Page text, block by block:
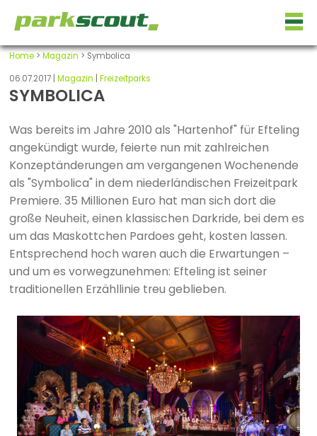
Home> Magazin > Symbolica
06.07.2017 | Magazin Freizeitparks
SYMBOLICA
Was bereits im Jahre 2010 als "Hartenhof" für Efteling
angekündigt wurde, feierte nun mit zahlreichen
Konzeptänderungen am vergangenen Wochenende
als "Symbolica" in dem niederländischen Freizeitpark
Premiere. 35 Millionen Euro hat man sich dort die
große Neuheit, einen klassischen Darkride, bei dem es
um das Maskottchen Pardoes geht, kosten lassen.
Entsprechend hoch waren auch die Erwartungen –
und um es vorwegzunehmen: Efteling ist seiner
traditionellen Erzähllinie treu geblieben.